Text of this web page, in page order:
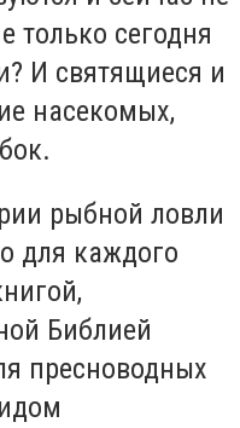
только сегодня
И святящиеся и
насекомых,
рыбной ловли
для каждого
Библией
пресноводных